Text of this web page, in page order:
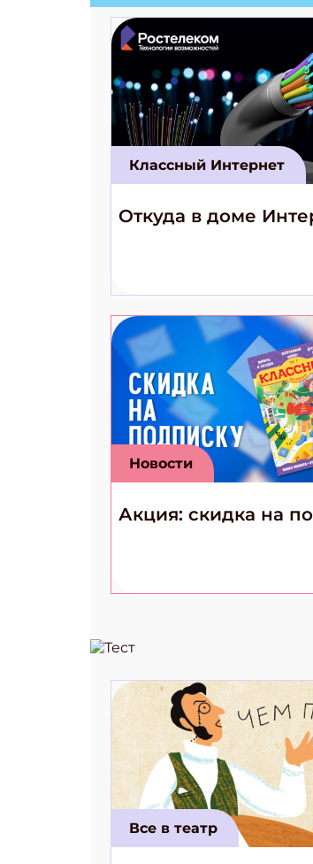
Классный Интернет
Откуда в доме
Новости
Акция: скидка на
Все в театр